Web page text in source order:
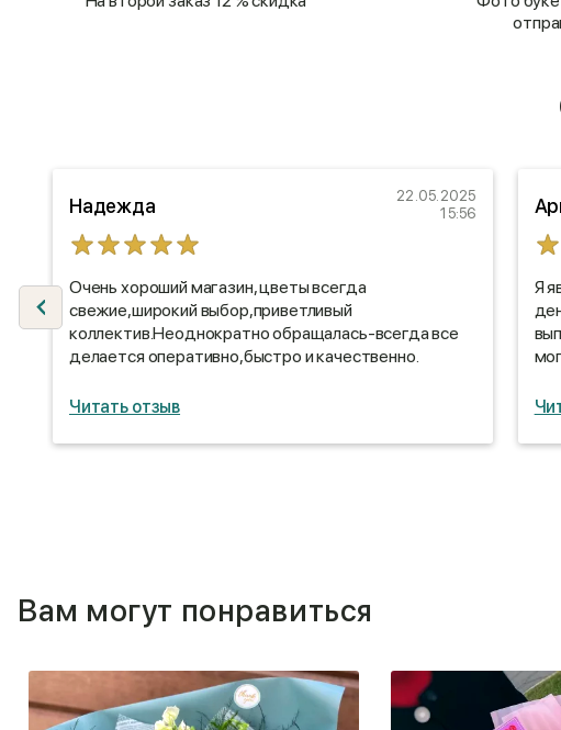
Надежда
22.05.2025
15:56
Очень хороший магазин, цветы всегда
свежие,широкий выбор,приветливый
коллектив.Неоднократно обращалась-всегда все
делается оперативно,быстро и качественно.
Читать отзыв
Я
Вам могут понравиться